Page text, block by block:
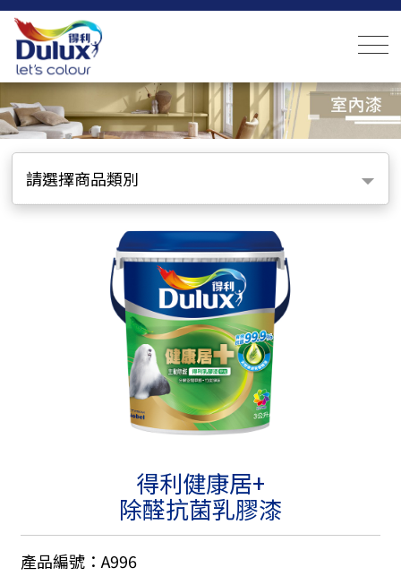
請選擇商品類別
得利健康居+
除醛抗菌乳膠漆
產品編號：A996